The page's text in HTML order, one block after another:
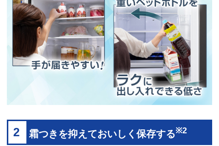
2 霜つきを抑えておいしく保存する※2